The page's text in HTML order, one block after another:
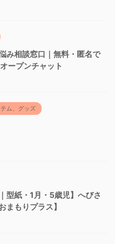
み相談窓口｜無料・匿名で
ープンチャット
ム、グッズ
型紙・1月・5歳児】へびさ
まもりプラス】